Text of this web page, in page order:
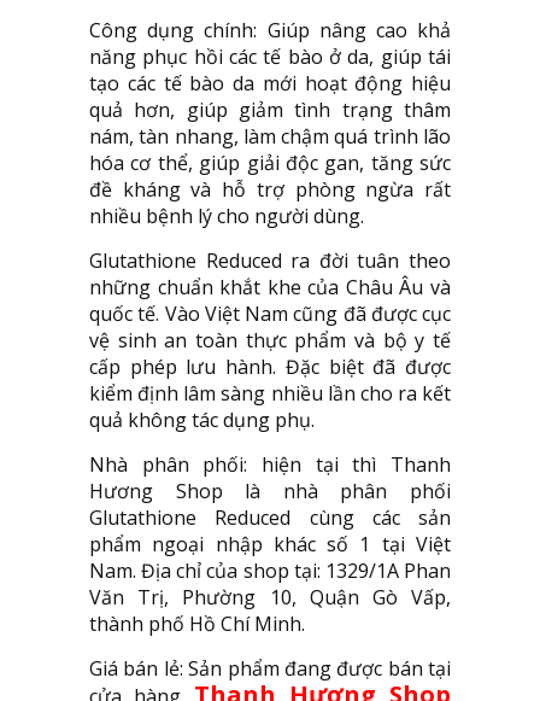
Công dụng chính: Giúp nâng cao khả
năng phục hồi các tế bào ở da, giúp tái
tạo các tế bào da mới hoạt động hiệu
quả hơn, giúp giảm tình trạng thâm
nám, tàn nhang, làm chậm quá trình lão
hóa cơ thể, giúp giải độc gan, tăng sức
đề kháng và hỗ trợ phòng ngừa rất
nhiều bệnh lý cho người dùng.
Glutathione Reduced ra đời tuân theo
những chuẩn khắt khe của Châu Âu và
quốc tế. Vào Việt Nam cũng đã được cục
vệ sinh an toàn thực phẩm và bộ y tế
cấp phép lưu hành. Đặc biệt đã được
kiểm định lâm sàng nhiều lần cho ra kết
quả không tác dụng phụ.
Nhà phân phối: hiện tại thì Thanh
Hương Shop là nhà phân phối
Glutathione Reduced cùng các sản
phẩm ngoại nhập khác số 1 tại Việt
Nam. Địa chỉ của shop tại: 1329/1A Phan
Văn Trị, Phường 10, Quận Gò Vấp,
thành phố Hồ Chí Minh.
Giá bán lẻ: Sản phẩm đang được bán tại
cửa hàng Thanh Hương Shop